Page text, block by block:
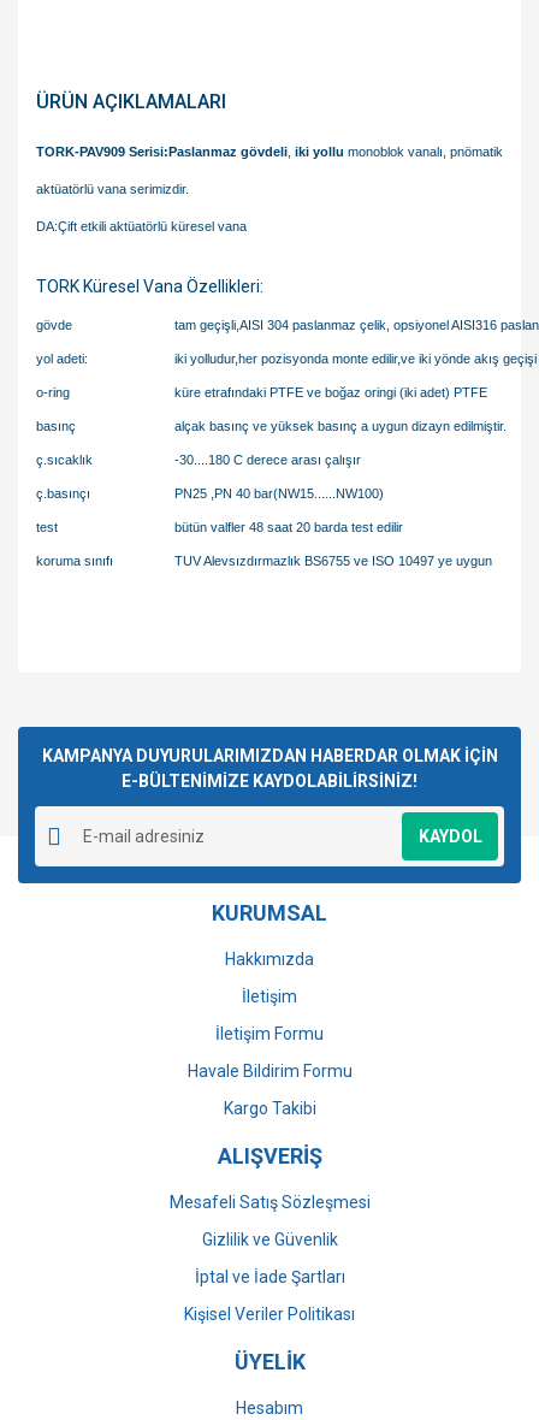
ÜRÜN AÇIKLAMALARI
TORK-PAV909 Serisi:Paslanmaz gövdeli iki yollu monoblok vanalı, pnömatik
aktüatörlü vana serimizdir.
DA:Çift etkili aktüatörlü küresel vana
TORK Küresel Vana Özellikleri:
gövde tam geçişli,AISI 304 paslanmaz çelik, opsiyonel AISI316
yol adeti: iki yolludur,her pozisyonda monte edilir,ve iki yönde akış
o-ring küre etrafındaki PTFE ve boğaz oringi (iki adet) PTFE
basınç alçak basınç ve yüksek basınç a uygun dizayn edilmiştir.
ç.sıcaklık -30....180 C derece arası çalışır
ç.basınçı PN25 ,PN 40 bar(NW15......NW100)
test bütün valfler 48 saat 20 barda test edilir
koruma sınıfı TUV Alevsızdırmazlık BS6755 ve ISO 10497 ye uygun
Yorum Yaz
kullanarak tarafımıza iletebilirsiniz.
Görüş ve önerileriniz için teşekkür ederiz.
Ürün resmi kalitesiz, bozuk veya görüntülenemiyor.
Ürün açıklamasında eksik bilgiler bulunuyor.
Ürün bilgilerinde hatalar bulunuyor.
Ürün fiyatı diğer sitelerden daha pahalı.
Gönder
KAMPANYA DUYURULARIMIZDAN HABERDAR OLMAK İÇİN
E-BÜLTENİMİZE KAYDOLABİLİRSİNİZ!
KAYDOL
KURUMSAL
Hakkımızda
İletişim
İletişim Formu
Havale Bildirim Formu
Kargo Takibi
ALIŞVERİŞ
Mesafeli Satış Sözleşmesi
Gizlilik ve Güvenlik
İptal ve İade Şartları
Kişisel Veriler Politikası
ÜYELİK
Hesabım